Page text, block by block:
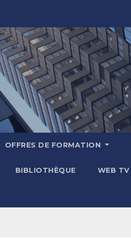
OFFRES DE FORMATION
BIBLIOTHÈQUE WEB TV